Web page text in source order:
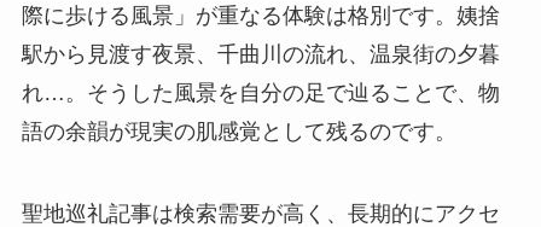
際に歩ける風景」が重なる体験は格別です。姨捨
駅から見渡す夜景、千曲川の流れ、温泉街の夕暮
れ…。そうした風景を自分の足で辿ることで、物
語の余韻が現実の肌感覚として残るのです。
聖地巡礼記事は検索需要が高く、長期的にアクセ